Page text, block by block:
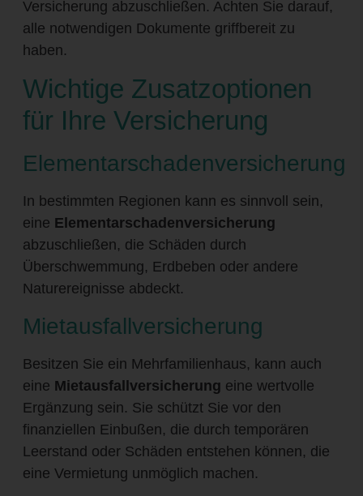
Versicherung abzuschließen. Achten Sie darauf,
alle notwendigen Dokumente griffbereit zu
haben.
Wichtige Zusatzoptionen
für Ihre Versicherung
Elementarschadenversicherung
In bestimmten Regionen kann es sinnvoll sein,
eine Elementarschadenversicherung
abzuschließen, die Schäden durch
Überschwemmung, Erdbeben oder andere
Naturereignisse abdeckt.
Mietausfallversicherung
Besitzen Sie ein Mehrfamilienhaus, kann auch
eine Mietausfallversicherung eine wertvolle
Ergänzung sein. Sie schützt Sie vor den
finanziellen Einbußen, die durch temporären
Leerstand oder Schäden entstehen können, die
eine Vermietung unmöglich machen.